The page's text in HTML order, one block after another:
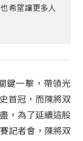
希望讓更多人
鍵一擊，帶領光
首冠，而陳將双
，為了延續這股
記者會，陳將双